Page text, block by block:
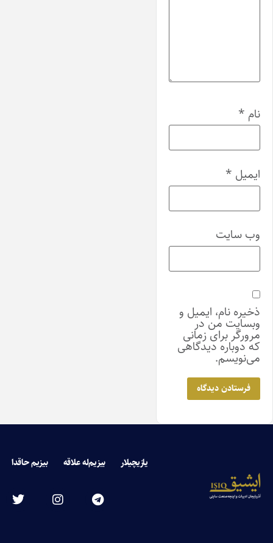
نام *
ایمیل *
وب‌ سایت
ذخیره نام، ایمیل و
وبسایت من در
مرورگر برای زمانی
که دوباره دیدگاهی
می‌نویسم.
یازیچیلار بیزیم‌له علاقه بیزیم حاقدا